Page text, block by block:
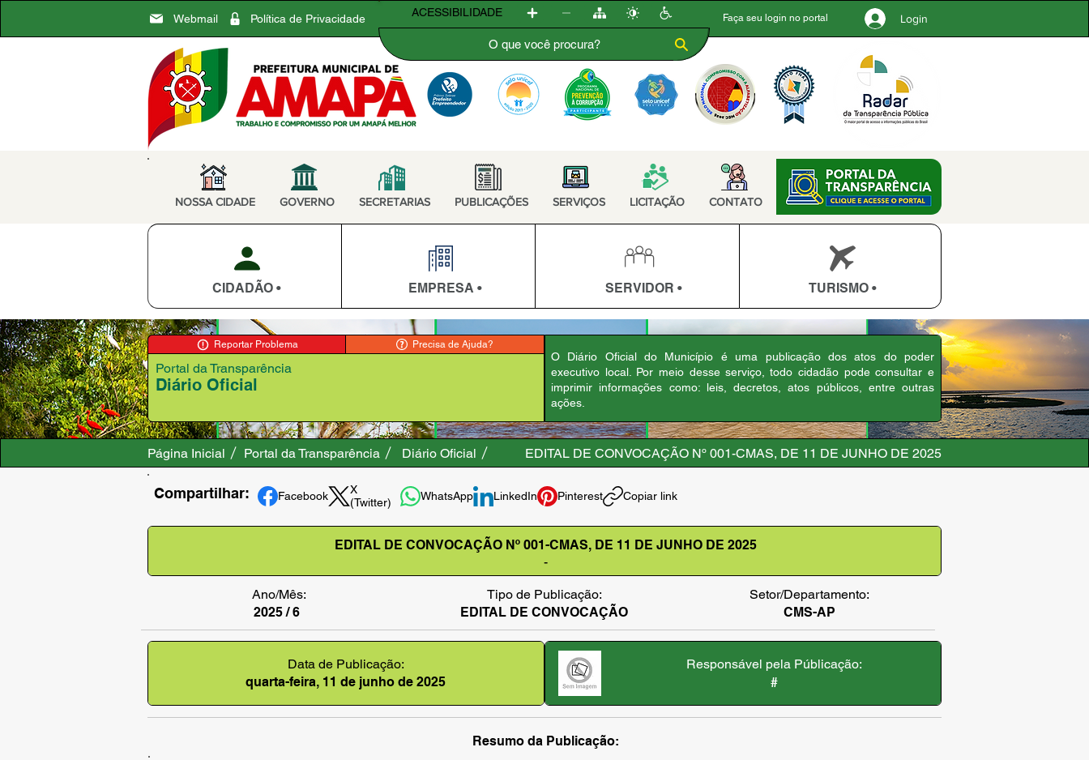
Webmail Política de Privacidade Faça seu login no portal Login
ACESSIBILIDADE
NOSSA CIDADE GOVERNO SECRETARIAS PUBLICAÇÕES SERVIÇOS LICITAÇÃO CONTATO
CIDADÃO • EMPRESA • SERVIDOR • TURISMO •
Reportar Problema Precisa de Ajuda?
Diário Oficial
Portal da Transparência
O Diário Oficial do Município é uma publicação dos atos do poder
executivo local. Por meio desse serviço, todo cidadão pode consultar e
imprimir informações como: leis, decretos, atos públicos, entre outras
ações.
Página Inicial Portal da Transparência Diário Oficial EDITAL DE CONVOCAÇÃO Nº 001-CMAS, DE 11 DE JUNHO DE 2025
Compartilhar: Facebook
X
(Twitter)
WhatsApp LinkedIn Pinterest Copiar link
EDITAL DE CONVOCAÇÃO Nº 001-CMAS, DE 11 DE JUNHO DE 2025
-
Ano/Mês:
2025 / 6
Tipo de Publicação:
EDITAL DE CONVOCAÇÃO
Setor/Departamento:
CMS-AP
Data de Publicação:
quarta-feira, 11 de junho de 2025
Responsável pela Públicação:
#
Resumo da Publicação: